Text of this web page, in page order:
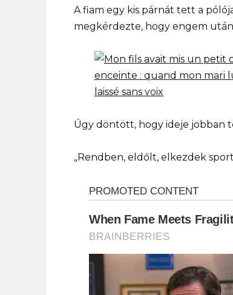
A fiam egy kis párnát tett a
megkérdezte, hogy engem
Úgy döntött, hogy ideje jobban
„Rendben, eldőlt, elkezdek